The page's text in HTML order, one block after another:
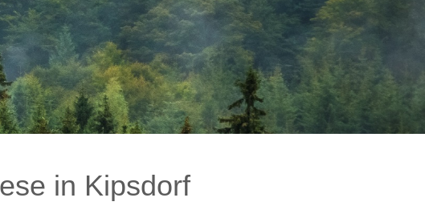
in Kipsdorf